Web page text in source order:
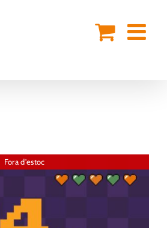
Fora d'estoc